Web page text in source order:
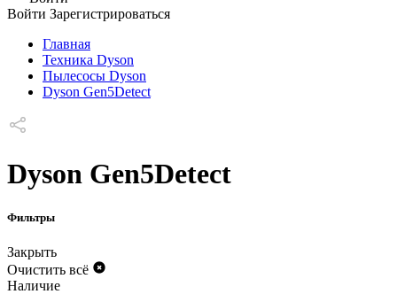
Войти Зарегистрироваться
Главная
Техника Dyson
Пылесосы Dyson
Dyson Gen5Detect
Dyson Gen5Detect
Фильтры
Закрыть
Очистить всё
Наличие